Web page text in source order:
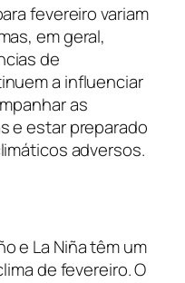
fevereiro variam
em geral,
de
a influenciar
as
e estar preparado
adversos.
e La Niña têm um
de fevereiro. O